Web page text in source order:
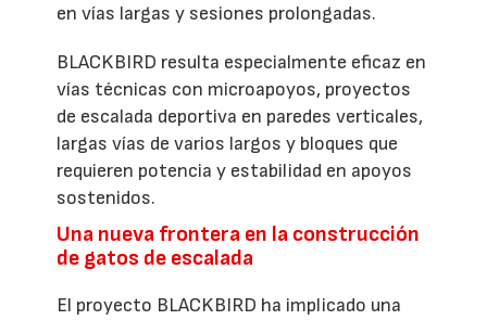
en vías largas y sesiones prolongadas.
BLACKBIRD resulta especialmente eficaz en
vías técnicas con microapoyos, proyectos
de escalada deportiva en paredes verticales,
largas vías de varios largos y bloques que
requieren potencia y estabilidad en apoyos
sostenidos.
Una nueva frontera en la construcción
de gatos de escalada
El proyecto BLACKBIRD ha implicado una